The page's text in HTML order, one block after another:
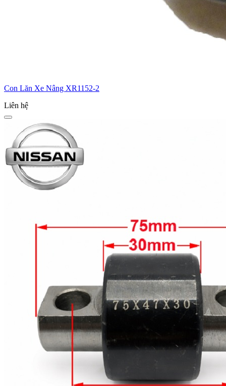
Con Lăn Xe Nâng XR1152-2
Liên hệ